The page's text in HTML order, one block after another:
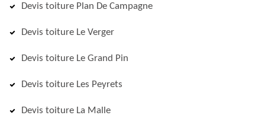
Devis toiture Plan De Campagne
Devis toiture Le Verger
Devis toiture Le Grand Pin
Devis toiture Les Peyrets
Devis toiture La Malle